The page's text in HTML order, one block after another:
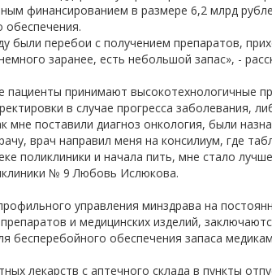
финансированием в размере 6,2 млрд
обеспечения.
были перебои с получением препаратов,
заранее, есть небольшой запас», -
пациенты принимают высокотехнологичные
в случае прогресса заболевания,
мне поставили диагноз онкология, были
врач направил меня на консилиум, где
поликлиники и начала пить, мне стало
№ 9 Любовь Ислюкова.
управления минздрава на
и медицинских изделий,
бесперебойного обеспечения запаса
лекарств с аптечного склада в пункты